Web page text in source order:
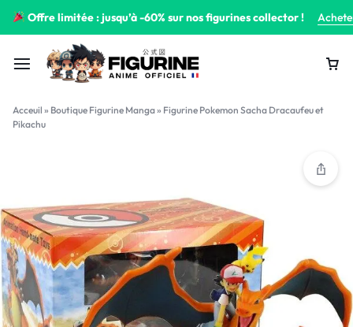
Offre limitée : jusqu’à -60% sur nos figurines collector !
Acceuil » Boutique Figurine Manga» Figurine Pokemon Sacha Dracaufeu et
Pikachu